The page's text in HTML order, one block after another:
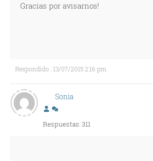
Gracias por avisarnos!
Respondido : 13/07/2015 2:16 pm
Sonia
Respuestas: 311